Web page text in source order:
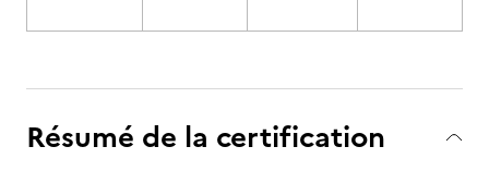
Résumé de la certification